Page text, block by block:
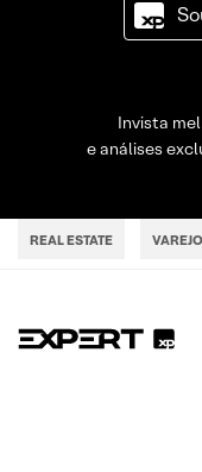
Invista
e análises
REAL ESTATE VAREJO